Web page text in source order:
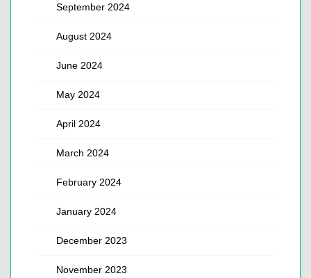
September 2024
August 2024
June 2024
May 2024
April 2024
March 2024
February 2024
January 2024
December 2023
November 2023